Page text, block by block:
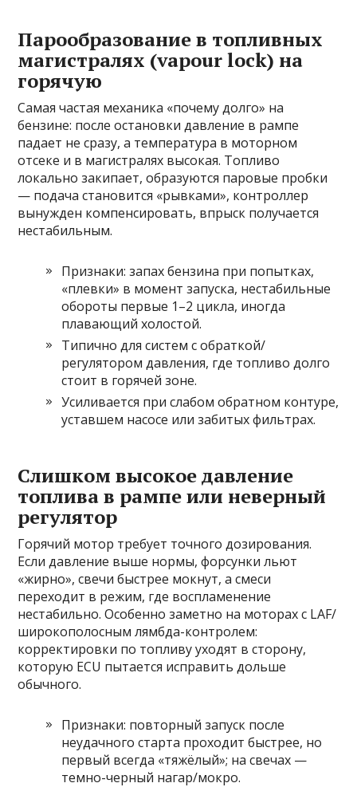
Парообразование в топливных
магистралях (vapour lock) на
горячую
Самая частая механика «почему долго» на
бензине: после остановки давление в рампе
падает не сразу, а температура в моторном
отсеке и в магистралях высокая. Топливо
локально закипает, образуются паровые пробки
— подача становится «рывками», контроллер
вынужден компенсировать, впрыск получается
нестабильным.
Признаки: запах бензина при попытках,
«плевки» в момент запуска, нестабильные
обороты первые 1–2 цикла, иногда
плавающий холостой.
Типично для систем с обраткой/
регулятором давления, где топливо долго
стоит в горячей зоне.
Усиливается при слабом обратном контуре,
уставшем насосе или забитых фильтрах.
Слишком высокое давление
топлива в рампе или неверный
регулятор
Горячий мотор требует точного дозирования.
Если давление выше нормы, форсунки льют
«жирно», свечи быстрее мокнут, а смеси
переходит в режим, где воспламенение
нестабильно. Особенно заметно на моторах с LAF/
широкополосным лямбда-контролем:
корректировки по топливу уходят в сторону,
которую ECU пытается исправить дольше
обычного.
Признаки: повторный запуск после
неудачного старта проходит быстрее, но
первый всегда «тяжёлый»; на свечах —
темно-черный нагар/мокро.